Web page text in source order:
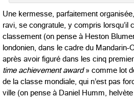
Une kermesse, parfaitement
ravi, se congratule, y compris lorsqu’il
classement (on pense à Heston
londonien, dans le cadre du Mandarin-
après avoir figuré dans les cinq
time achievement award» comme lot
de la classe mondiale, qui n’est pas
ville (on pense à Daniel Humm,